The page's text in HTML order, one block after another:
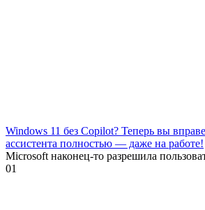
Windows 11 без Copilot? Теперь вы
ассистента полностью — даже на работе!
Microsoft наконец-то разрешила
01